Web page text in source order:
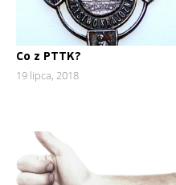
Co z PTTK?
19 lipca, 2018